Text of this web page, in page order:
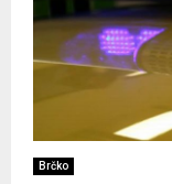
Brčko